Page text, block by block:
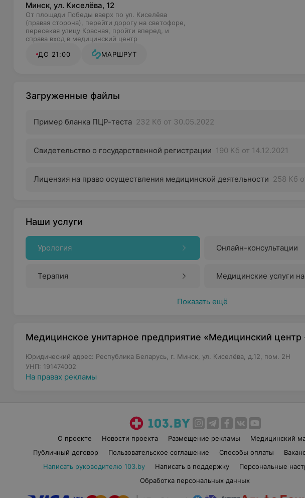
Минск, ул. Киселёва, 12
От площади Победы вверх по ул. Киселёва
(правая сторона), перейти дорогу на светофоре,
пересекая улицу Красная, пройти вперед, и
справа вход в медицинский центр
ДО 21:00
МАРШРУТ
Загруженные файлы
Пример бланка ПЦР-теста 232 Кб от 30.05.2022
Свидетельство о государственной регистрации 190 Кб от 14.12.2021
Лицензия на право осуществления медицинской деятельности 258 Кб
Наши услуги
Урология Онлайн-консультации
Терапия Медицинские услуги
Показать ещё
Медицинское унитарное предприятие «Медицинский центр
Юридический адрес: Республика Беларусь, г. Минск, ул. Киселёва, д.12, пом. 2Н
УНП: 191474002
На правах рекламы
О проекте Новости проекта Размещение рекламы
Медицинский
Публичный договор
Пользовательское соглашение Способы оплаты
Написать руководителю 103.by
Написать в поддержку
Персональные
Обработка персональных данных